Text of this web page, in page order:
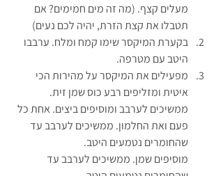
מעלים קצף. (מה זה מים חמימים? אם
תטבלו את קצת הזרת, יהיה לכם נעים)
בקערת המיקסר שימו קמח ומלח. ערבבו
היטב עם מטרפה.
מפעילים את המיקסר על מהירות הכי
איטית ומזליפים רבע כוס שמן זית.
ממשיכים לערבב ומוסיפים ביצים. אחת כל
פעם ואת החלמון. ממשיכים לערבב עד
שהחומרים נטמעים היטב.
מוסיפים שמן. ממשיכים לערבב עד